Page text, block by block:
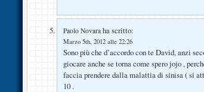
Paolo Novara ha scritto:
Marzo 5th, 2012 alle 22:26
Sono più che d’accordo con te David, anzi
giocare anche se torna come spero jojo ,
faccia prendere dalla malattia di sinisa ( si
10 .